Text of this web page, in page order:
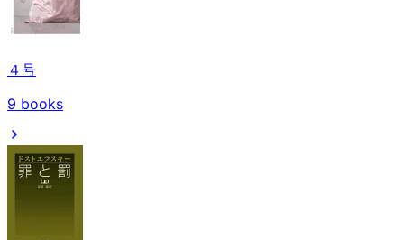
４号
9 books